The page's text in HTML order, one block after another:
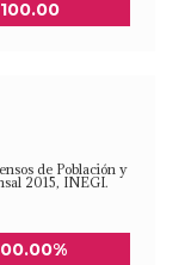
100.00
de Población y
2015, INEGI.
a 2030